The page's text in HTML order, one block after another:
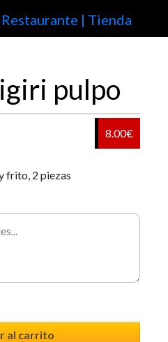
pulpo
8.00€
frito, 2 piezas
al carrito